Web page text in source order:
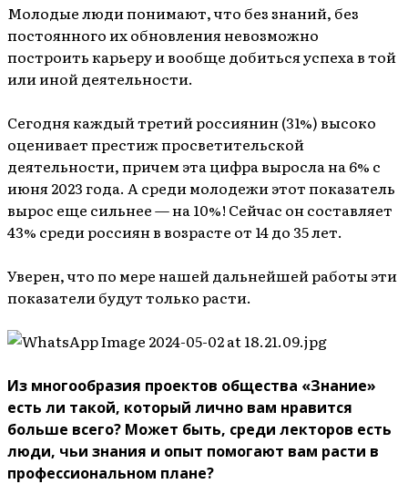
Молодые люди понимают, что без знаний, без
постоянного их обновления невозможно
построить карьеру и вообще добиться успеха в той
или иной деятельности.
Сегодня каждый третий россиянин (31%) высоко
оценивает престиж просветительской
деятельности, причем эта цифра выросла на 6% с
июня 2023 года. А среди молодежи этот показатель
вырос еще сильнее — на 10%! Сейчас он составляет
43% среди россиян в возрасте от 14 до 35 лет.
Уверен, что по мере нашей дальнейшей работы эти
показатели будут только расти.
Из многообразия проектов общества «Знание»
есть ли такой, который лично вам нравится
больше всего? Может быть, среди лекторов есть
люди, чьи знания и опыт помогают вам расти в
профессиональном плане?